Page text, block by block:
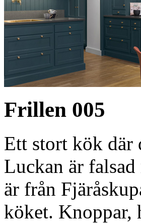
Frillen 005
Ett stort kök där
Luckan är
är från
köket. Knoppar,